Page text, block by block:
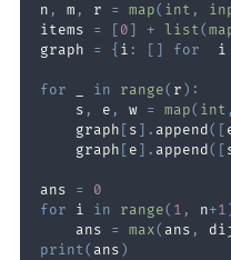
n , m , r = map( int ,
items = [ 0 ] + list(
graph = { i : [ ] for
  i
for in range( r ) :
    s
, e , w = map( int ,
    graph
[ s ] . append ( [
    graph
[ e ] . append ( [
ans =
0
for i in range( 1 , n+1
    ans
= max( ans ,
print( ans )